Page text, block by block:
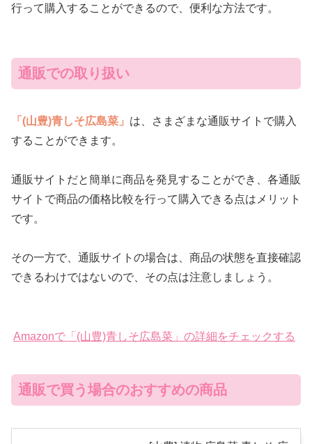
行って購入することができるので、便利な方法です。
通販での取り扱い
「(山豊)青しそ広島菜」 は、さまざまな通販サイトで購入
することができます。
通販サイトだと簡単に商品を発見することができ、各通販
サイトで商品の価格比較を行って購入できる点はメリット
です。
その一方で、通販サイトの場合は、商品の状態を直接確認
できるわけではないので、その点は注意しましょう。
Amazonで「(山豊)青しそ広島菜」の詳細をチェックする
通販で買う場合のおすすめの商品